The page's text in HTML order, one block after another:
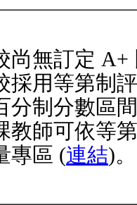
尚無訂定 A+
採用等第制
分制分數區
教師可依等
專區 (連結)。